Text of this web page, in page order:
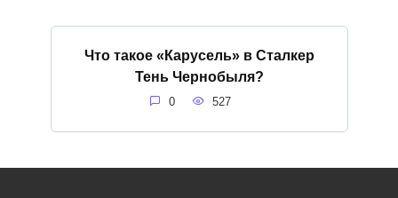
Что такое «Карусель» в Сталкер
Тень Чернобыля?
0 527